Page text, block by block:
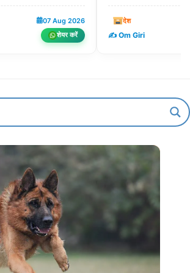
07 Aug 2026
शेयर करें
देश
✍️ Om Giri